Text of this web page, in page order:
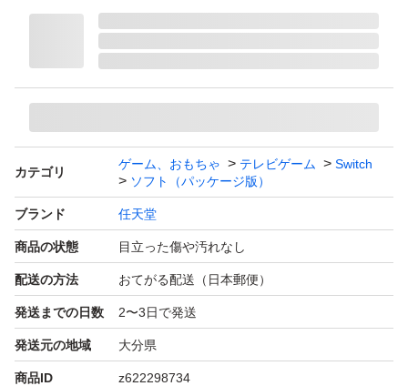
カテゴリ
ゲーム、おもちゃ テレビゲーム
Switch
ソフト（パッケージ版）
ブランド 任天堂
商品の状態 目立った傷や汚れなし
配送の方法 おてがる配送（日本郵便）
発送までの日数 2〜3日で発送
発送元の地域 大分県
商品ID z622298734